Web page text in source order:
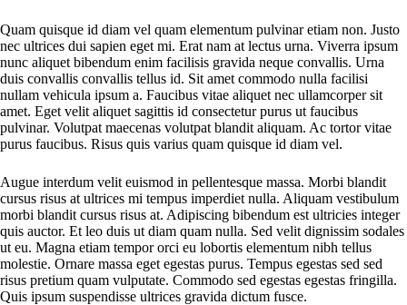
Quam quisque id diam vel quam elementum pulvinar etiam non. Justo
nec ultrices dui sapien eget mi. Erat nam at lectus urna. Viverra ipsum
nunc aliquet bibendum enim facilisis gravida neque convallis. Urna
duis convallis convallis tellus id. Sit amet commodo nulla facilisi
nullam vehicula ipsum a. Faucibus vitae aliquet nec ullamcorper sit
amet. Eget velit aliquet sagittis id consectetur purus ut faucibus
pulvinar. Volutpat maecenas volutpat blandit aliquam. Ac tortor vitae
purus faucibus. Risus quis varius quam quisque id diam vel.
Augue interdum velit euismod in pellentesque massa. Morbi blandit
cursus risus at ultrices mi tempus imperdiet nulla. Aliquam vestibulum
morbi blandit cursus risus at. Adipiscing bibendum est ultricies integer
quis auctor. Et leo duis ut diam quam nulla. Sed velit dignissim sodales
ut eu. Magna etiam tempor orci eu lobortis elementum nibh tellus
molestie. Ornare massa eget egestas purus. Tempus egestas sed sed
risus pretium quam vulputate. Commodo sed egestas egestas fringilla.
Quis ipsum suspendisse ultrices gravida dictum fusce.